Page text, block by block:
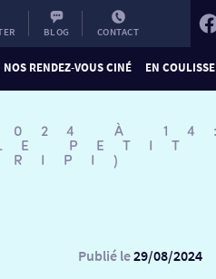
BLOG CONTACT
NOS RENDEZ-VOUS CINÉ EN COULISSE
À
PETIT
Publié le29/08/2024